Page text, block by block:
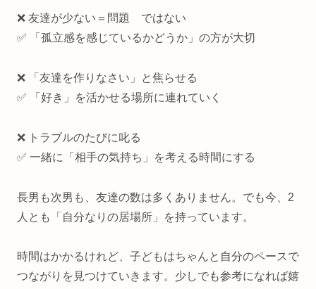
❌ 友達が少ない＝問題 ではない
✅ 「孤立感を感じているかどうか」の方が大切
❌ 「友達を作りなさい」と焦らせる
✅ 「好き」を活かせる場所に連れていく
❌ トラブルのたびに叱る
✅ 一緒に「相手の気持ち」を考える時間にする
長男も次男も、友達の数は多くありません。でも今、2
人とも「自分なりの居場所」を持っています。
時間はかかるけれど、子どもはちゃんと自分のペースで
つながりを見つけていきます。少しでも参考になれば嬉